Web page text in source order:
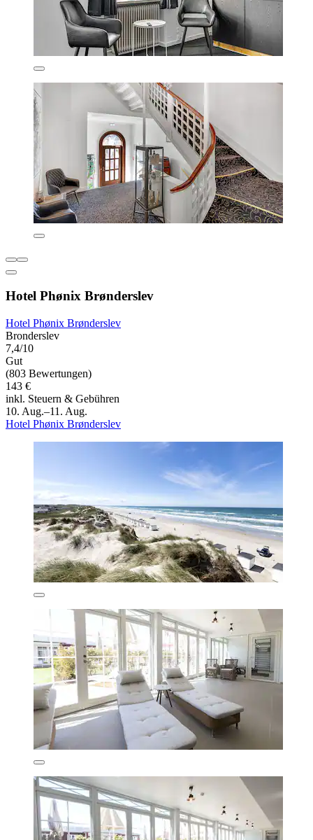
Hotel Phønix Brønderslev
Hotel Phønix Brønderslev
Bronderslev
7,4/10
Gut
(803 Bewertungen)
143 €
inkl. Steuern & Gebühren
10. Aug.–11. Aug.
Hotel Phønix Brønderslev